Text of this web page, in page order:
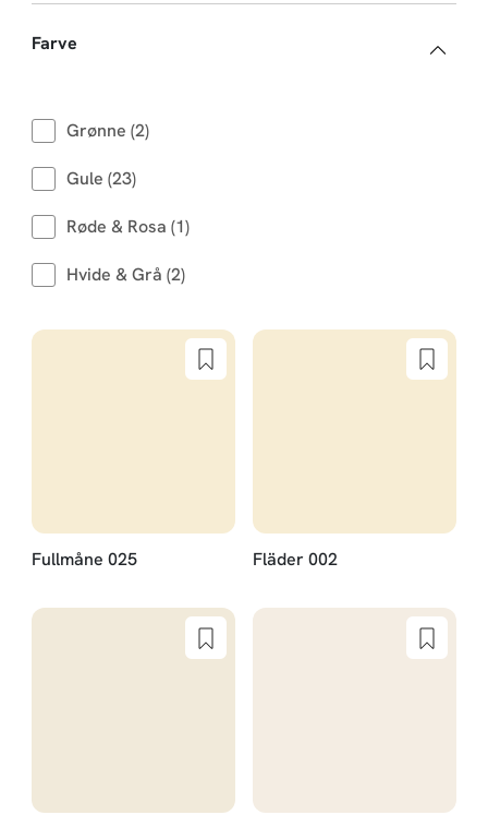
Farve
Grønne (2)
Gule (23)
Røde & Rosa (1)
Hvide & Grå (2)
Fullmåne 025 Fläder 002